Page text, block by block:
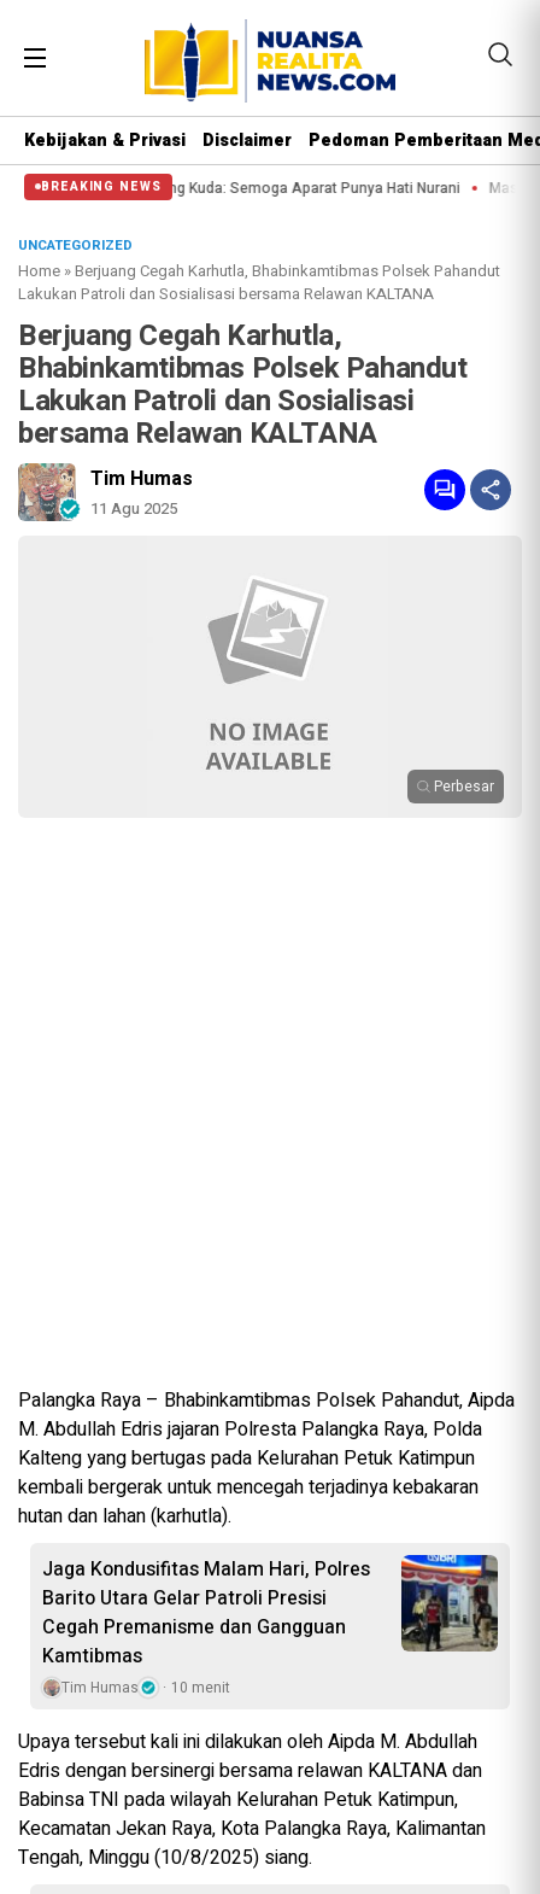
Kebijakan & Privasi Disclaimer Pedoman Pemberitaan
BREAKING NEWS
di Patung Kuda: Semoga Aparat Punya Hati Nurani Massa Reuni 212
UNCATEGORIZED
Home »Berjuang Cegah Karhutla, Bhabinkamtibmas Polsek Pahandut
Lakukan Patroli dan Sosialisasi bersama Relawan KALTANA
Berjuang Cegah Karhutla,
Bhabinkamtibmas Polsek Pahandut
Lakukan Patroli dan Sosialisasi
bersama Relawan KALTANA
Tim Humas
11 Agu 2025
Perbesar
Palangka Raya – Bhabinkamtibmas Polsek Pahandut, Aipda
M. Abdullah Edris jajaran Polresta Palangka Raya, Polda
Kalteng yang bertugas pada Kelurahan Petuk Katimpun
kembali bergerak untuk mencegah terjadinya kebakaran
hutan dan lahan (karhutla).
Jaga Kondusifitas Malam Hari, Polres
Barito Utara Gelar Patroli Presisi
Cegah Premanisme dan Gangguan
Kamtibmas
Tim Humas 10 menit
Upaya tersebut kali ini dilakukan oleh Aipda M. Abdullah
Edris dengan bersinergi bersama relawan KALTANA dan
Babinsa TNI pada wilayah Kelurahan Petuk Katimpun,
Kecamatan Jekan Raya, Kota Palangka Raya, Kalimantan
Tengah, Minggu (10/8/2025) siang.